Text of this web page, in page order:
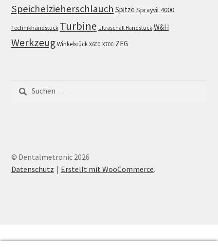
Speichelzieherschlauch Spitze Sprayvit 4000
Technikhandstück Turbine Ultraschall Handstück W&H
WerkzeugWinkelstück X600 X700 ZEG
Suchen
nach:
© Dentalmetronic 2026
Datenschutz
Erstellt mit WooCommerce.